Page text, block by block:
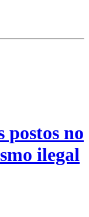
postos no
ilegal